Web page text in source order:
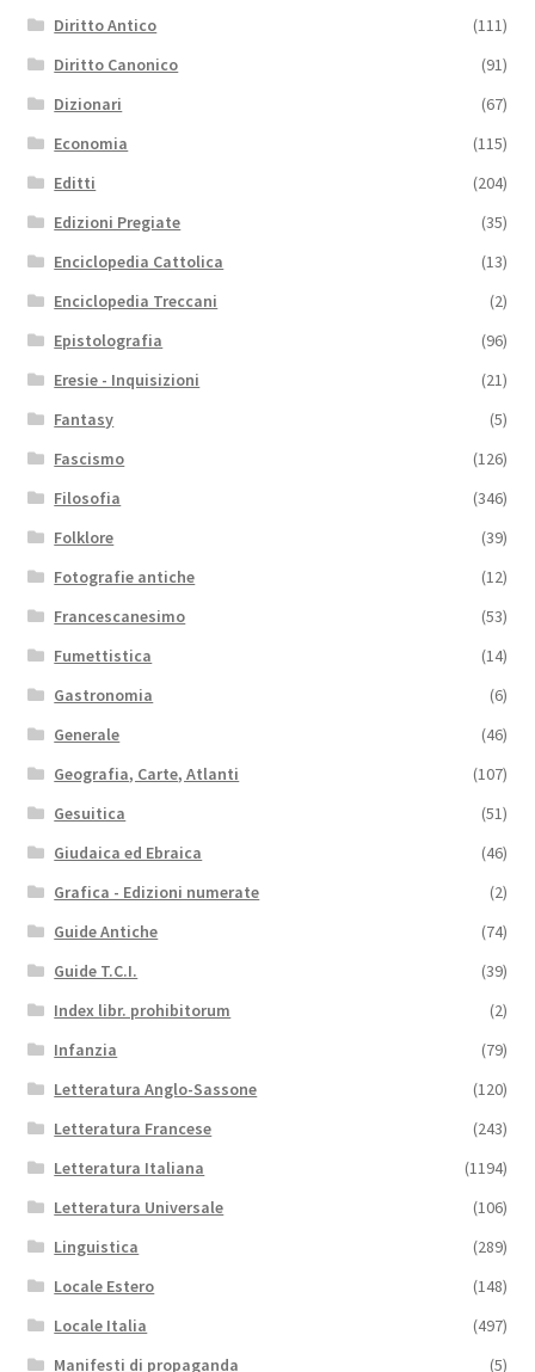
Diritto Antico
(111)
Diritto Canonico
(91)
Dizionari
(67)
Economia
(115)
Editti
(204)
Edizioni Pregiate
(35)
Enciclopedia Cattolica
(13)
Enciclopedia Treccani
(2)
Epistolografia
(96)
Eresie - Inquisizioni
(21)
Fantasy
(5)
Fascismo
(126)
Filosofia
(346)
Folklore
(39)
Fotografie antiche
(12)
Francescanesimo
(53)
Fumettistica
(14)
Gastronomia
(6)
Generale
(46)
Geografia, Carte, Atlanti
(107)
Gesuitica
(51)
Giudaica ed Ebraica
(46)
Grafica - Edizioni numerate
(2)
Guide Antiche
(74)
Guide T.C.I.
(39)
Index libr. prohibitorum
(2)
Infanzia
(79)
Letteratura Anglo-Sassone
(120)
Letteratura Francese
(243)
Letteratura Italiana
(1194)
Letteratura Universale
(106)
Linguistica
(289)
Locale Estero
(148)
Locale Italia
(497)
Manifesti di propaganda
(5)